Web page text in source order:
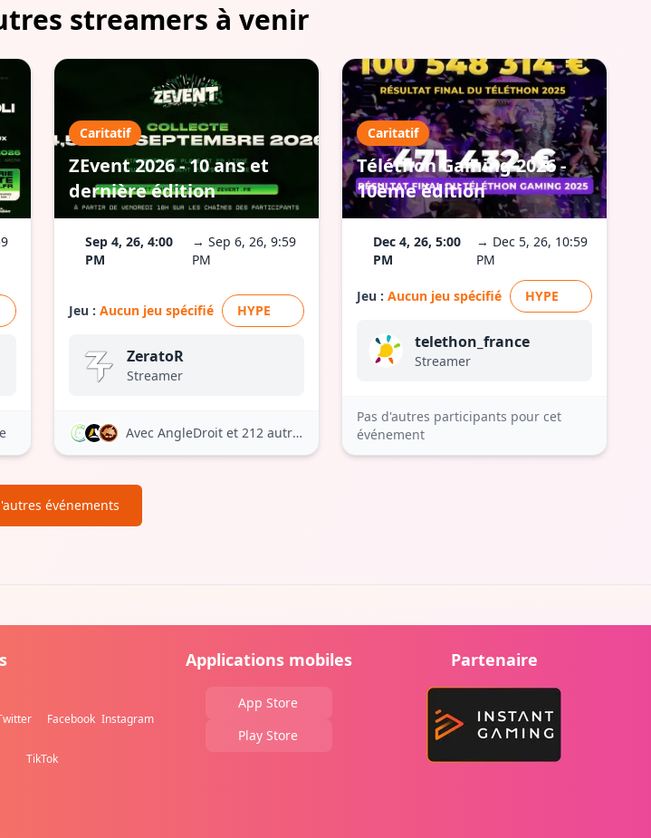
streamers à venir
Caritatif
ZEvent 2026 - 10 ans et
dernière édition
Sep 4, 26, 4:00
PM
→ Sep 6, 26, 9:59
PM
Jeu : Aucun jeu spécifié HYPE
ZeratoR
Streamer
Avec AngleDroitet 212 autres
Caritatif
Téléthon Gaming 2026 -
10ème édition
Dec 4, 26, 5:00
PM
→ Dec 5, 26, 10:59
PM
Jeu : Aucun jeu spécifié HYPE
telethon_france
Streamer
Pas d'autres participants pour cet
événement
événements
Facebook Instagram
TikTok
Applications mobiles
App Store
Play Store
Partenaire